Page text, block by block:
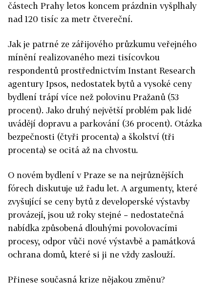
částech Prahy letos koncem prázdnin vyšplhaly
nad 120 tisíc za metr čtvereční.
Jak je patrné ze zářijového průzkumu veřejného
mínění realizovaného mezi tisícovkou
respondentů prostřednictvím Instant Research
agentury Ipsos, nedostatek bytů a vysoké ceny
bydlení trápí více než polovinu Pražanů (53
procent). Jako druhý největší problém pak lidé
uvádějí dopravu a parkování (36 procent). Otázka
bezpečnosti (čtyři procenta) a školství (tři
procenta) se ocitá až na chvostu.
O novém bydlení v Praze se na nejrůznějších
fórech diskutuje už řadu let. A argumenty, které
zvyšující se ceny bytů z developerské výstavby
provázejí, jsou už roky stejné – nedostatečná
nabídka způsobená dlouhými povolovacími
procesy, odpor vůči nové výstavbě a památková
ochrana domů, které si ji ne vždy zaslouží.
Přinese současná krize nějakou změnu?